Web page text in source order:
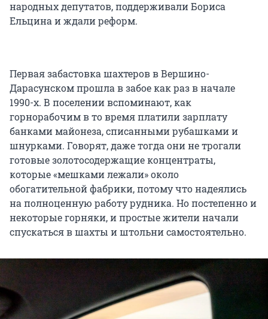
народных депутатов, поддерживали Бориса
Ельцина и ждали реформ.
Первая забастовка шахтеров в Вершино-
Дарасунском прошла в забое как раз в начале
1990-х. В поселении вспоминают, как
горнорабочим в то время платили зарплату
банками майонеза, списанными рубашками и
шнурками. Говорят, даже тогда они не трогали
готовые золотосодержащие концентраты,
которые «мешками лежали» около
обогатительной фабрики, потому что надеялись
на полноценную работу рудника. Но постепенно и
некоторые горняки, и простые жители начали
спускаться в шахты и штольни самостоятельно.